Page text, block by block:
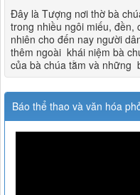
Đây là Tượng nơi thờ bà
trong nhiều ngôi miếu, đền,
nhiên cho đến nay người
thêm ngoài khái niệm bà
của bà chúa tằm và những
Báo thể thao và văn hóa